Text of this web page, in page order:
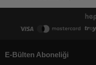
E-Bülten Aboneliği